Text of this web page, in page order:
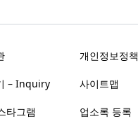
개인정보정책
– Inquiry 사이트맵
타그램 업소록 등록